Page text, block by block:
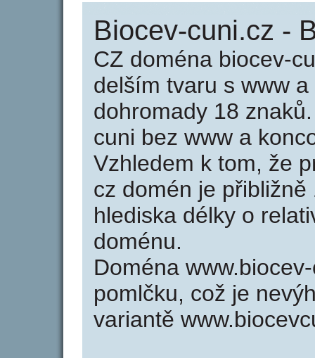
Biocev-cuni.cz -
CZ doména biocev-
delším tvaru s www
dohromady 18
cuni bez www a
Vzhledem k tom, že
cz domén je
hlediska délky o
doménu.
Doména
pomlčku, což je
variantě